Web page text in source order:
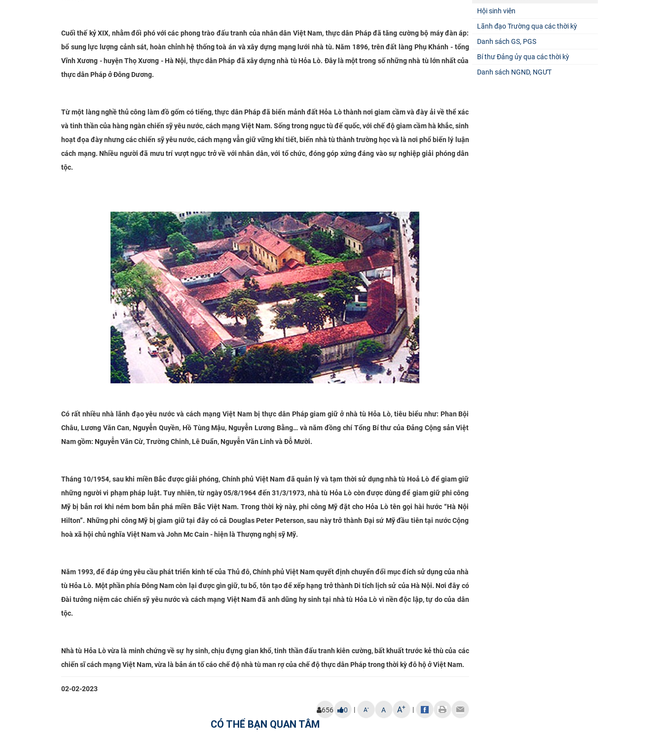
Cuối thế kỷ XIX, nhằm đối phó với các phong trào đấu tranh của nhân dân Việt Nam, thực dân Pháp đã tăng cường bộ máy đàn áp:
bổ sung lực lượng cảnh sát, hoàn chỉnh hệ thống toà án và xây dựng mạng lưới nhà tù. Năm 1896, trên đất làng Phụ Khánh - tổng
Vĩnh Xương - huyện Thọ Xương - Hà Nội, thực dân Pháp đã xây dựng nhà tù Hỏa Lò. Đây là một trong số những nhà tù lớn nhất của
thực dân Pháp ở Đông Dương.
Từ một làng nghề thủ công làm đồ gốm có tiếng, thực dân Pháp đã biến mảnh đất Hỏa Lò thành nơi giam cầm và đày ải về thể xác
và tinh thần của hàng ngàn chiến sỹ yêu nước, cách mạng Việt Nam. Sống trong ngục tù đế quốc, với chế độ giam cầm hà khắc, sinh
hoạt đọa đày nhưng các chiến sỹ yêu nước, cách mạng vẫn giữ vững khí tiết, biến nhà tù thành trường học và là nơi phổ biến lý luận
cách mạng. Nhiều người đã mưu trí vượt ngục trở về với nhân dân, với tổ chức, đóng góp xứng đáng vào sự nghiệp giải phóng dân
tộc.
Có rất nhiều nhà lãnh đạo yêu nước và cách mạng Việt Nam bị thực dân Pháp giam giữ ở nhà tù Hỏa Lò, tiêu biểu như: Phan Bội
Châu, Lương Văn Can, Nguyễn Quyền, Hồ Tùng Mậu, Nguyễn Lương Bằng… và năm đồng chí Tổng Bí thư của Đảng Cộng sản Việt
Nam gồm: Nguyễn Văn Cừ, Trường Chinh, Lê Duẩn, Nguyễn Văn Linh và Đỗ Mười.
Tháng 10/1954, sau khi miền Bắc được giải phóng, Chính phủ Việt Nam đã quản lý và tạm thời sử dụng nhà tù Hoả Lò để giam giữ
những người vi phạm pháp luật. Tuy nhiên, từ ngày 05/8/1964 đến 31/3/1973, nhà tù Hỏa Lò còn được dùng để giam giữ phi công
Mỹ bị bắn rơi khi ném bom bắn phá miền Bắc Việt Nam. Trong thời kỳ này, phi công Mỹ đặt cho Hỏa Lò tên gọi hài hước “Hà Nội
Hilton”. Những phi công Mỹ bị giam giữ tại đây có cả Douglas Peter Peterson, sau này trở thành Đại sứ Mỹ đầu tiên tại nước Cộng
hoà xã hội chủ nghĩa Việt Nam và John Mc Cain - hiện là Thượng nghị sỹ Mỹ.
Năm 1993, để đáp ứng yêu cầu phát triển kinh tế của Thủ đô, Chính phủ Việt Nam quyết định chuyển đổi mục đích sử dụng của nhà
tù Hỏa Lò. Một phần phía Đông Nam còn lại được gìn giữ, tu bổ, tôn tạo để xếp hạng trở thành Di tích lịch sử của Hà Nội. Nơi đây có
Đài tưởng niệm các chiến sỹ yêu nước và cách mạng Việt Nam đã anh dũng hy sinh tại nhà tù Hỏa Lò vì nền độc lập, tự do của dân
tộc.
Nhà tù Hỏa Lò vừa là minh chứng về sự hy sinh, chịu đựng gian khổ, tinh thần đấu tranh kiên cường, bất khuất trước kẻ thù của các
chiến sĩ cách mạng Việt Nam, vừa là bản án tố cáo chế độ nhà tù man rợ của chế độ thực dân Pháp trong thời kỳ đô hộ ở Việt Nam.
02-02-2023
656 0 | A- A A+ |
CÓ THỂ BẠN QUAN TÂM
Hội sinh viên
Lãnh đạo Trường qua các thời kỳ
Danh sách GS, PGS
Bí thư Đảng ủy qua các thời kỳ
Danh sách NGND, NGƯT